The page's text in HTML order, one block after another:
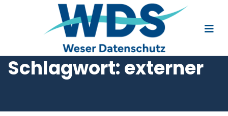
Schlagwort:externer